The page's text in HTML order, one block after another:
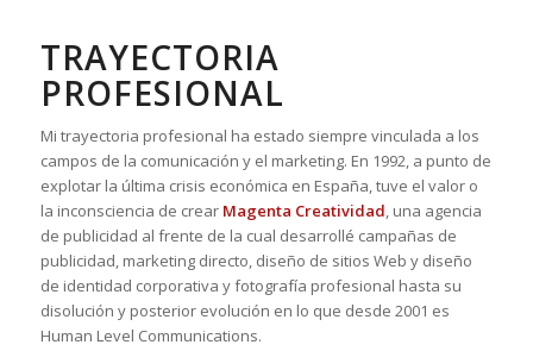
TRAYECTORIA
PROFESIONAL
Mi trayectoria profesional ha estado siempre vinculada a los
campos de la comunicación y el marketing. En 1992, a punto de
explotar la última crisis económica en España, tuve el valor o
la inconsciencia de crear Magenta Creatividad, una agencia
de publicidad al frente de la cual desarrollé campañas de
publicidad, marketing directo, diseño de sitios Web y diseño
de identidad corporativa y fotografía profesional hasta su
disolución y posterior evolución en lo que desde 2001 es
Human Level Communications.